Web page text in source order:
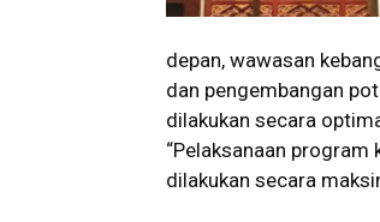
depan, wawasan
dan pengembangan
dilakukan secara
“Pelaksanaan
dilakukan secara